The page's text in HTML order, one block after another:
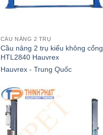
CẦU NÂNG 2 TRỤ
Cầu nâng 2 trụ kiểu không cổng
HTL2840 Hauvrex
Hauvrex - Trung Quốc